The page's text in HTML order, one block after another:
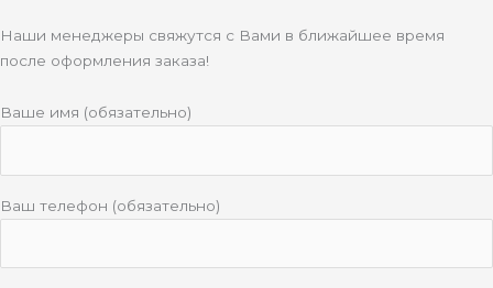
Наши менеджеры свяжутся с Вами в ближайшее время
после оформления заказа!
Ваше имя (обязательно)
Ваш телефон (обязательно)